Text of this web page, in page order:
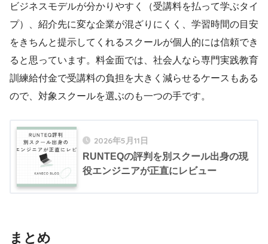
ビジネスモデルが分かりやすく（受講料を払って学ぶタイ
プ）、紹介先に変な企業が混ざりにくく、学習時間の目安
をきちんと提示してくれるスクールが個人的には信頼でき
ると思っています。料金面では、社会人なら専門実践教育
訓練給付金で受講料の負担を大きく減らせるケースもある
ので、対象スクールを選ぶのも一つの手です。
2026年5月11日
RUNTEQの評判を別スクール出身の現
役エンジニアが正直にレビュー
まとめ